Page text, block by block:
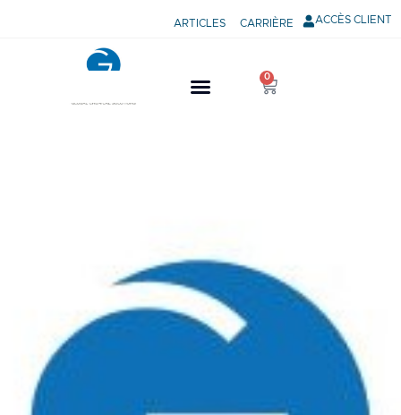
ACCÈS CLIENT
CARRIÈRE
ARTICLES
0